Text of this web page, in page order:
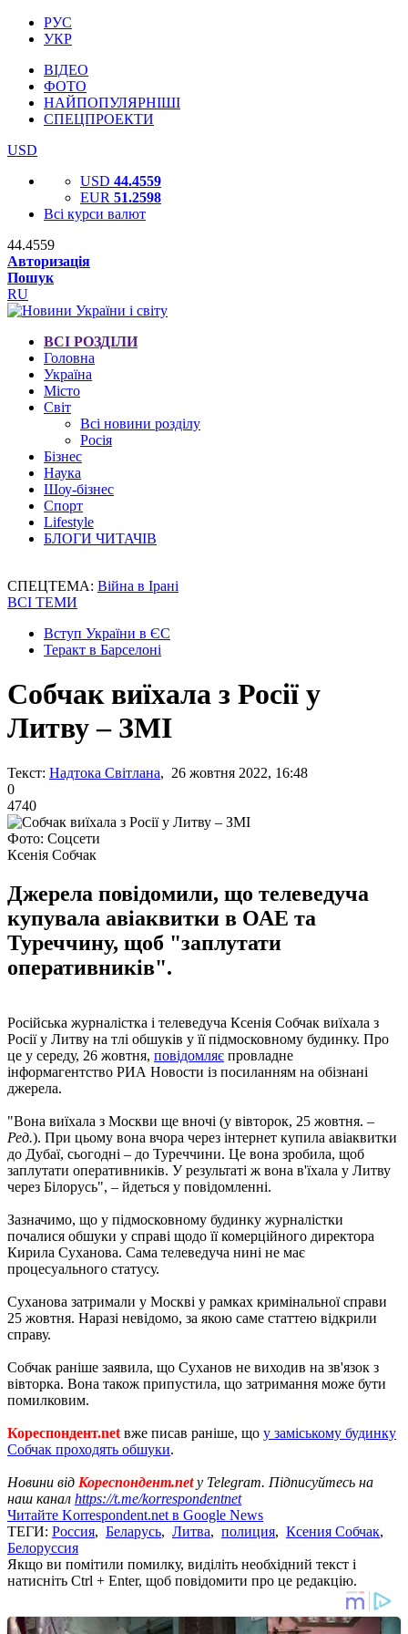
РУС
УКР
ВІДЕО
ФОТО
НАЙПОПУЛЯРНІШІ
СПЕЦПРОЕКТИ
USD
USD 44.4559
EUR 51.2598
Всі курси валют
44.4559
Авторизація
Пошук
RU
ВСІ РОЗДІЛИ
Головна
Україна
Місто
Світ
Всі новини розділу
Росія
Бізнес
Наука
Шоу-бізнес
Спорт
Lifestyle
БЛОГИ ЧИТАЧІВ
СПЕЦТЕМА: Війна в Ірані
ВСІ ТЕМИ
Вступ України в ЄС
Теракт в Барселоні
Собчак виїхала з Росії у
Литву – ЗМІ
Текст: Надтока Світлана, 26 жовтня 2022, 16:48
0
4740
Фото: Соцсети
Ксенія Собчак
Джерела повідомили, що телеведуча
купувала авіаквитки в ОАЕ та
Туреччину, щоб "заплутати
оперативників".
Російська журналістка і телеведуча Ксенія Собчак виїхала з
Росії у Литву на тлі обшуків у її підмосковному будинку. Про
це у середу, 26 жовтня, повідомляє провладне
інформагентство РИА Новости із посиланням на обізнані
джерела.
"Вона виїхала з Москви ще вночі (у вівторок, 25 жовтня. –
Ред.). При цьому вона вчора через інтернет купила авіаквитки
до Дубаї, сьогодні – до Туреччини. Це вона зробила, щоб
заплутати оперативників. У результаті ж вона в'їхала у Литву
через Білорусь", – йдеться у повідомленні.
Зазначимо, що у підмосковному будинку журналістки
почалися обшуки у справі щодо її комерційного директора
Кирила Суханова. Сама телеведуча нині не має
процесуального статусу.
Суханова затримали у Москві у рамках кримінальної справи
25 жовтня. Наразі невідомо, за якою саме статтею відкрили
справу.
Собчак раніше заявила, що Суханов не виходив на зв'язок з
вівторка. Вона також припустила, що затримання може бути
помилковим.
Кореспондент.net вже писав раніше, що у заміському будинку
Собчак проходять обшуки.
Новини від Кореспондент.netу Telegram. Підписуйтесь на
наш канал https://t.me/korrespondentnet
Читайте Korrespondent.net в Google News
ТЕГИ: Россия, Беларусь, Литва, полиция, Ксения Собчак,
Белоруссия
Якщо ви помітили помилку, виділіть необхідний текст і
натисніть Ctrl + Enter, щоб повідомити про це редакцію.